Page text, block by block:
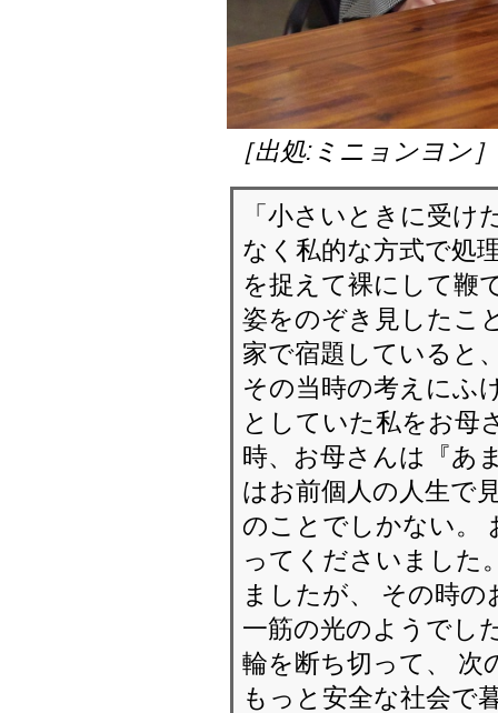
［出処:ミニョンヨン］
「小さいときに受け
なく私的な方式で処
を捉えて裸にして鞭
姿をのぞき見したこ
家で宿題していると
その当時の考えにふ
としていた私をお母
時、お母さんは『あ
はお前個人の人生で
のことでしかない。
ってくださいました
ましたが、 その時
一筋の光のようでし
輪を断ち切って、 次
もっと安全な社会で